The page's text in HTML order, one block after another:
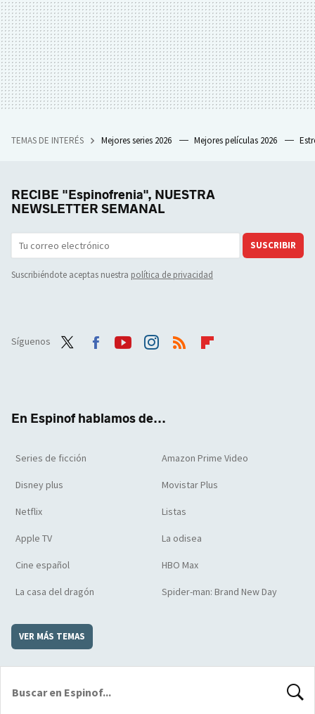
TEMAS DE INTERÉS Mejores series 2026 Mejores películas 2026
RECIBE "Espinofrenia", NUESTRA
NEWSLETTER SEMANAL
SUSCRIBIR
Suscribiéndote aceptas nuestra política de privacidad
Síguenos
En Espinof hablamos de...
Series de ficción Amazon Prime Video
Disney plus Movistar Plus
Netflix Listas
Apple TV La odisea
Cine español HBO Max
La casa del dragón Spider-man: Brand New Day
VER MÁS TEMAS